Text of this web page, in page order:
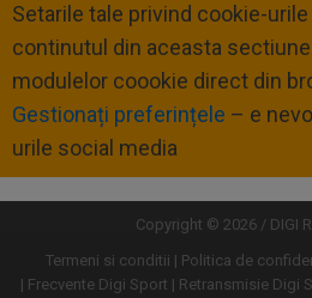
Setarile tale privind cookie-
continutul din aceasta
modulelor coookie direct din
Gestionați preferințele – e
urile social media
Copyright © 2026 / DIGI
Termeni si conditii
Politica de
Frecvente Digi Sport
Retransmisie Digi